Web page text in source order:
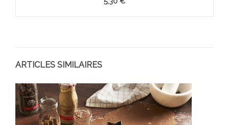
ARTICLES SIMILAIRES